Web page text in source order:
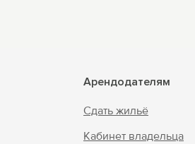
Арендодателям
Сдать жильё
Кабинет владельца